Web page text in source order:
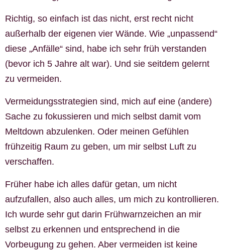
Richtig, so einfach ist das nicht, erst recht nicht
außerhalb der eigenen vier Wände. Wie „unpassend“
diese „Anfälle“ sind, habe ich sehr früh verstanden
(bevor ich 5 Jahre alt war). Und sie seitdem gelernt
zu vermeiden.
Vermeidungsstrategien sind, mich auf eine (andere)
Sache zu fokussieren und mich selbst damit vom
Meltdown abzulenken. Oder meinen Gefühlen
frühzeitig Raum zu geben, um mir selbst Luft zu
verschaffen.
Früher habe ich alles dafür getan, um nicht
aufzufallen, also auch alles, um mich zu kontrollieren.
Ich wurde sehr gut darin Frühwarnzeichen an mir
selbst zu erkennen und entsprechend in die
Vorbeugung zu gehen. Aber vermeiden ist keine